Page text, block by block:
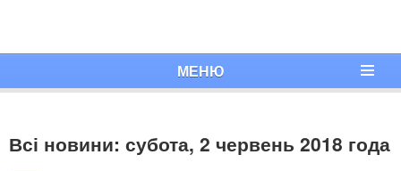
МЕНЮ
Всі новини: субота, 2 червень 2018 года